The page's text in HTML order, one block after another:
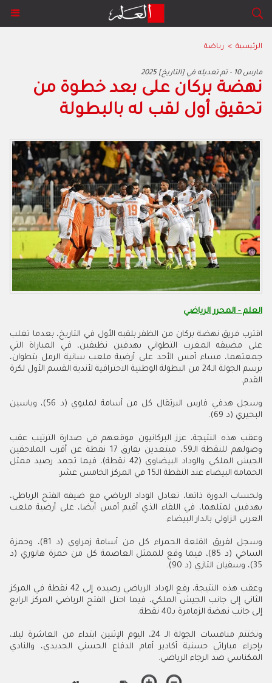
الرئيسية > رياضة
2025 مارس 10 - تم تعديله في [التاريخ]
نهضة بركان على بعد خطوة من
تحقيق أول لقب له بالبطولة
العلم - المحرر الرياضي
اقترب فريق نهضة بركان من الظفر بلقبه الأول في التاريخ، بعدما تغلب
على مضيفه المغرب التطواني بهدفين نظيفين، في المباراة التي
جمعتهما، مساء أمس الأحد على أرضية ملعب سانية الرمل بتطوان،
برسم الجولة الـ24 من البطولة الوطنية الاحترافية لأندية القسم الأول لكرة
القدم.
وسجل هدفي فارس البرتقال كل من أسامة لمليوي (د 56)، وياسين
البحيري (د 69)
.
وعقب هذه النتيجة، عزز البركانيون موقعهم في صدارة الترتيب عقب
وصولهم للنقطة الـ59، مبتعدين بفارق 17 نقطة عن أقرب الملاحقين
الجيش الملكي والوداد البيضاوي (42 نقطة)، فيما تجمد رصيد ممثل
الحمامة البيضاء عند النقطة الـ15 في المركز الخامس عشر.
ولحساب الدورة ذاتها، تعادل الوداد الرياضي مع ضيفه الفتح الرباطي،
بهدفين لمثلهما، في اللقاء الذي أقيم أمس أيضا، على أرضية ملعب
العربي الزاولي بالدار البيضاء.
وسجل لفريق القلعة الحمراء كل من أسامة زمراوي (د 81)، وحمزة
الساخي (د 85)، فيما وقع للممثل العاصمة كل من حمزة هانوري (د
35)، وسفيان التازي (د 90)
.
وعقب هذه النتيجة، رفع الوداد الرياضي رصيده إلى 42 نقطة في المركز
الثاني إلى جانب الجيش الملكي، فيما احتل الفتح الرياضي المركز الرابع
إلى جانب نهضة الزمامرة بـ40 نقطة
.
وتختتم منافسات الجولة الـ 24، اليوم الإثنين ابتداء من العاشرة ليلا،
بإجراء مباراتي حسنية أكادير أمام الدفاع الحسني الجديدي، والنادي
المكناسي ضد الرجاء الرياضي.